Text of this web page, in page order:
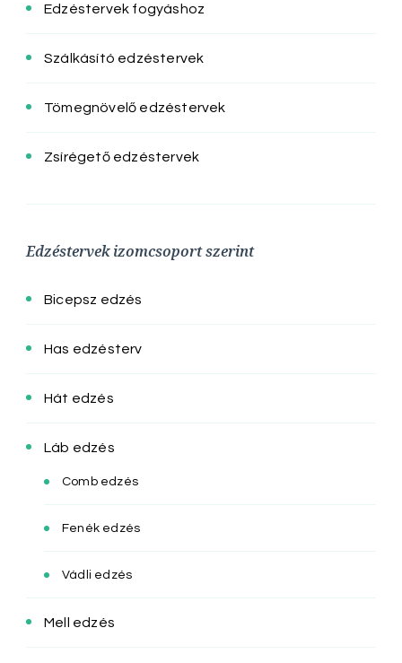
Edzéstervek fogyáshoz
Szálkásító edzéstervek
Tömegnövelő edzéstervek
Zsírégető edzéstervek
Edzéstervek izomcsoport szerint
Bicepsz edzés
Has edzésterv
Hát edzés
Láb edzés
Comb edzés
Fenék edzés
Vádli edzés
Mell edzés